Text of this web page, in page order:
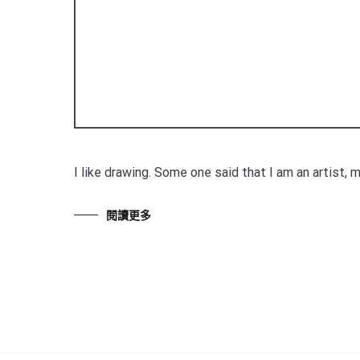
I like drawing. Some one said that I am an artist,
閱讀更多